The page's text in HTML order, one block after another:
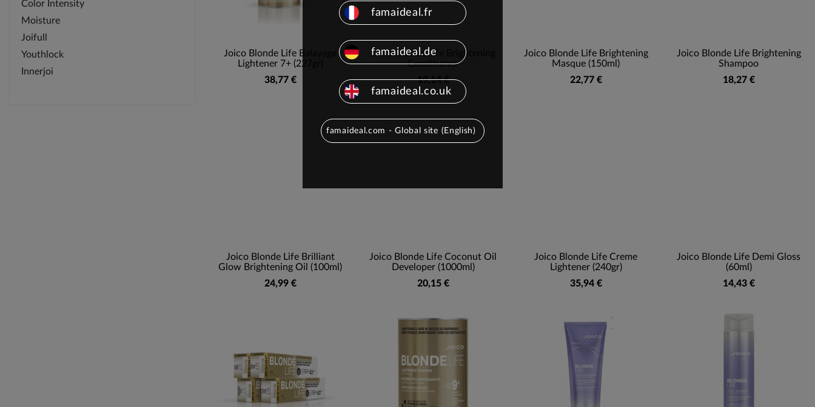
Color Intensity
Moisture
Joifull
Youthlock
Innerjoi
Joico Blonde Life Balayage
Lightener 7+ (227gr)
38,77 €
Joico Blonde Life Brightening
Conditioner
19,14 €
Joico Blonde Life Brightening
Masque (150ml)
22,77 €
Joico Blonde Life Brightening
Shampoo
18,27 €
Joico Blonde Life Brilliant
Glow Brightening Oil (100ml)
24,99 €
Joico Blonde Life Coconut Oil
Developer (1000ml)
20,15 €
Joico Blonde Life Creme
Lightener (240gr)
35,94 €
Joico Blonde Life Demi Gloss
(60ml)
14,43 €
famaideal.fr
famaideal.de
famaideal.co.uk
famaideal.com - Global site (English)